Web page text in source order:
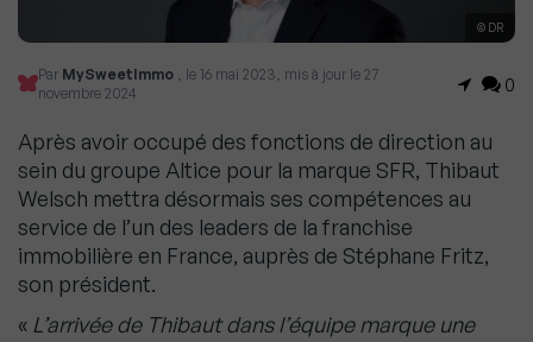
© DR
Par MySweetImmo , le 16 mai 2023, mis à jour le 27
novembre 2024
0
Après avoir occupé des fonctions de direction au
sein du groupe Altice pour la marque SFR, Thibaut
Welsch mettra désormais ses compétences au
service de l’un des leaders de la franchise
immobilière en France, auprès de Stéphane Fritz,
son président.
« L’arrivée de Thibaut dans l’équipe marque une